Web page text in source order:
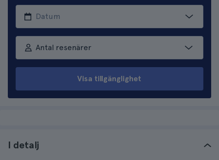
Antal resenärer
Visa tillgänglighet
I detalj